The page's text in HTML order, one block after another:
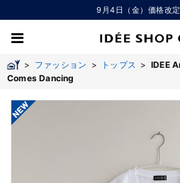
9月4日（金）価格改
> ファッション > トップス >IDEE
Comes Dancing